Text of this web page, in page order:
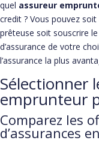
quel assureur
credit ? Vous pouvez
prêteuse soit souscrire
d’assurance de votre
l’assurance la plus
Sélectionner
emprunteur
Comparez les
d’assurances